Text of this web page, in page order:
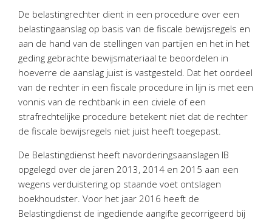
Bedrijfseconomisch advies
Belastingadvies Purmerend
Online boekhouden
Nieuws&informatie
Nieuwsbrief
Handige links
Downloads
Contact
De belastingrechter dient in een procedure over een
belastingaanslag op basis van de fiscale bewijsregels en
aan de hand van de stellingen van partijen en het in het
geding gebrachte bewijsmateriaal te beoordelen in
hoeverre de aanslag juist is vastgesteld. Dat het oordeel
van de rechter in een fiscale procedure in lijn is met een
vonnis van de rechtbank in een civiele of een
strafrechtelijke procedure betekent niet dat de rechter
de fiscale bewijsregels niet juist heeft toegepast.
De Belastingdienst heeft navorderingsaanslagen IB
opgelegd over de jaren 2013, 2014 en 2015 aan een
wegens verduistering op staande voet ontslagen
boekhoudster. Voor het jaar 2016 heeft de
Belastingdienst de ingediende aangifte gecorrigeerd bij